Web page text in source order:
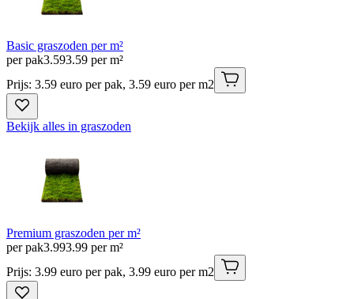
Basic graszoden per m²
per pak3.593.59 per m²
Prijs: 3.59 euro per pak, 3.59 euro per m2
Bekijk alles in graszoden
Premium graszoden per m²
per pak3.993.99 per m²
Prijs: 3.99 euro per pak, 3.99 euro per m2